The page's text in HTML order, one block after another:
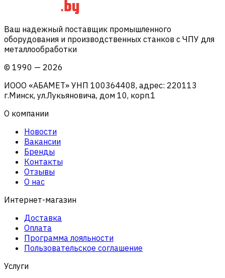
Ваш надежный поставщик промышленного
оборудования и производственных станков с ЧПУ для
металлообработки
© 1990 — 2026
ИООО «АБАМЕТ» УНП 100364408, адрес: 220113
г.Минск, ул.Лукьяновича, дом 10, корп.1
О компании
Новости
Вакансии
Бренды
Контакты
Отзывы
О нас
Интернет-магазин
Доставка
Оплата
Программа лояльности
Пользовательское соглашение
Услуги